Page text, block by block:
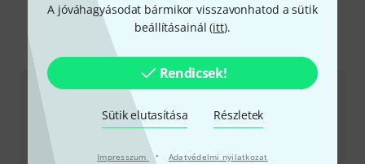
A jóváhagyásodat bármikor visszavonhatod a sütik
beállításainál (itt).
Rendicsek!
Sütik elutasítása Részletek
Impresszum · Adatvédelmi nyilatkozat
Így érhetsz el minket
Ügyfélszolgálat - Magyarország